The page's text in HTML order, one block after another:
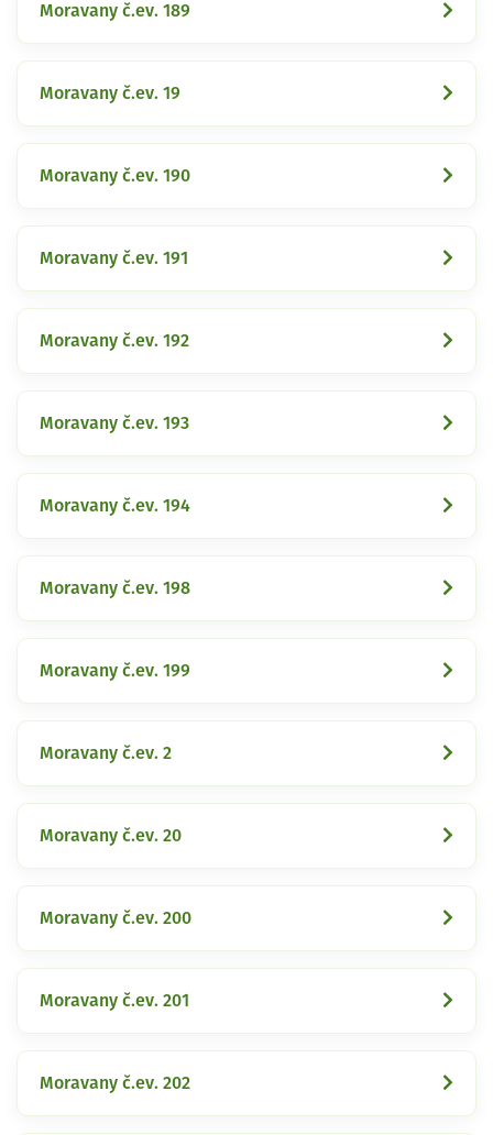
Moravany č.ev. 189
Moravany č.ev. 19
Moravany č.ev. 190
Moravany č.ev. 191
Moravany č.ev. 192
Moravany č.ev. 193
Moravany č.ev. 194
Moravany č.ev. 198
Moravany č.ev. 199
Moravany č.ev. 2
Moravany č.ev. 20
Moravany č.ev. 200
Moravany č.ev. 201
Moravany č.ev. 202